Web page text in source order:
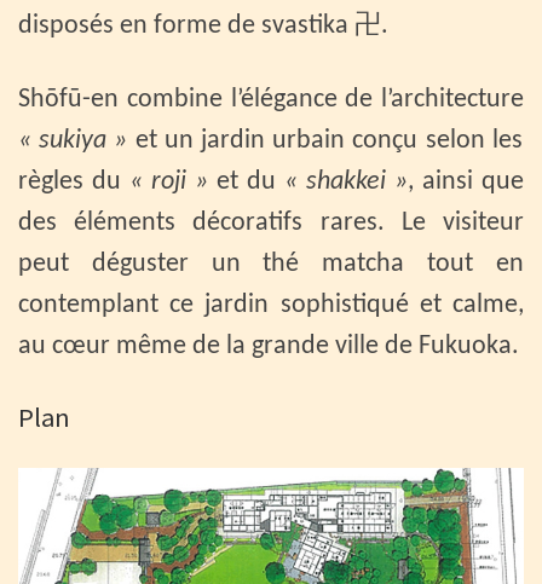
disposés en forme de svastika 卍.
Shōfū-en combine l’élégance de l’architecture
« sukiya » et un jardin urbain conçu selon les
règles du « roji » et du « shakkei », ainsi que
des éléments décoratifs rares. Le visiteur
peut déguster un thé matcha tout en
contemplant ce jardin sophistiqué et calme,
au cœur même de la grande ville de Fukuoka.
Plan